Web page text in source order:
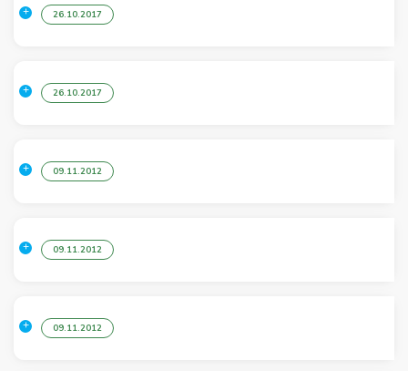
26.10.2017
26.10.2017
09.11.2012
09.11.2012
09.11.2012